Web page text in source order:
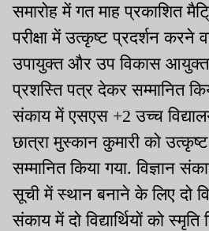
समारोह में गत माह प्रकाशित
परीक्षा में उत्कृष्ट प्रदर्शन करने
उपायुक्त और उप विकास
प्रशस्ति पत्र देकर सम्मानित
संकाय में एसएस +2 उच्च
छात्रा मुस्कान कुमारी को
सम्मानित किया गया. विज्ञान
सूची में स्थान बनाने के लिए दो
संकाय में दो विद्यार्थियों को